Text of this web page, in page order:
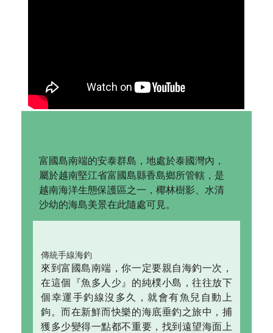
富國島南端的安泰群島，地處於泰國灣內，
屬於越南堅江省富國島縣香島鄉所管轄，是
越南海洋生態保護區之一，椰林樹影、水清
沙幼的海島美景在此隨處可見。
傳統手線海釣
來到富國島南端，你一定要親自海釣一次，
在這個『魚多人少』的純樸小島，往往放下
個幸運手釣線沒多久，就會有魚兒自動上
鉤。而在新鮮而快樂的海底垂釣之旅中，捕
獲多少變得一點都不重要，找到遠望海面上